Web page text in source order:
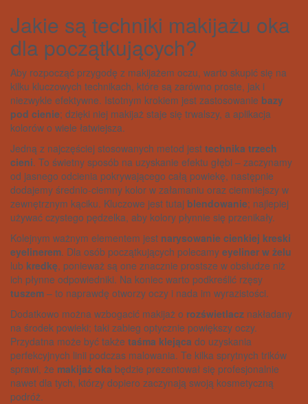
Jakie są techniki makijażu oka
dla początkujących?
Aby rozpocząć przygodę z makijażem oczu, warto skupić się na
kilku kluczowych technikach, które są zarówno proste, jak i
niezwykle efektywne. Istotnym krokiem jest zastosowanie bazy
pod cienie; dzięki niej makijaż staje się trwalszy, a aplikacja
kolorów o wiele łatwiejsza.
Jedną z najczęściej stosowanych metod jest technika trzech
cieni. To świetny sposób na uzyskanie efektu głębi – zaczynamy
od jasnego odcienia pokrywającego całą powiekę, następnie
dodajemy średnio-ciemny kolor w załamaniu oraz ciemniejszy w
zewnętrznym kąciku. Kluczowe jest tutaj blendowanie; najlepiej
używać czystego pędzelka, aby kolory płynnie się przenikały.
Kolejnym ważnym elementem jest narysowanie cienkiej kreski
eyelinerem. Dla osób początkujących polecamy eyeliner w żelu
lub kredkę, ponieważ są one znacznie prostsze w obsłudze niż
ich płynne odpowiedniki. Na koniec warto podkreślić rzęsy
tuszem – to naprawdę otworzy oczy i nada im wyrazistości.
Dodatkowo można wzbogacić makijaż o rozświetlacz nakładany
na środek powieki; taki zabieg optycznie powiększy oczy.
Przydatna może być także taśma klejąca do uzyskania
perfekcyjnych linii podczas malowania. Te kilka sprytnych trików
sprawi, że makijaż oka będzie prezentował się profesjonalnie
nawet dla tych, którzy dopiero zaczynają swoją kosmetyczną
podróż.